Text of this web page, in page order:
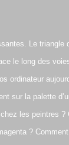
Le
le long des
ordinateur
sur la palette
les peintres
?